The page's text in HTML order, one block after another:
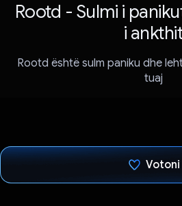
Rootd - Sulmi i
i
Rootd është sulm paniku dhe
tuaj
Votoni